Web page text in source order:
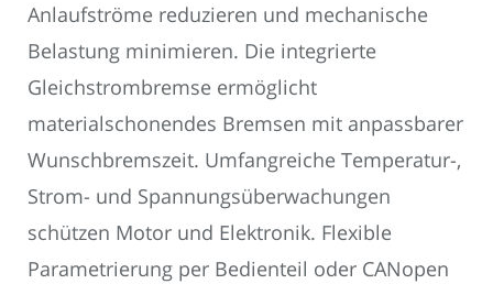
Anlaufströme reduzieren und mechanische
Belastung minimieren. Die integrierte
Gleichstrombremse ermöglicht
materialschonendes Bremsen mit anpassbarer
Wunschbremszeit. Umfangreiche Temperatur-,
Strom- und Spannungsüberwachungen
schützen Motor und Elektronik. Flexible
Parametrierung per Bedienteil oder CANopen